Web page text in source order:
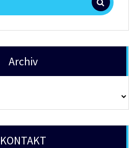
Archiv
KONTAKT